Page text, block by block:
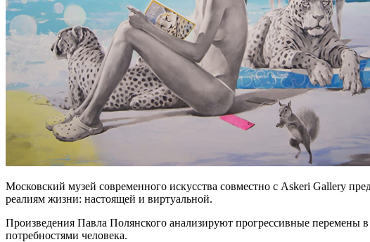
Московский музей современного искусства совместно с Askeri Gallery
реалиям жизни: настоящей и виртуальной.
Произведения Павла Полянского анализируют прогрессивные
потребностями человека.